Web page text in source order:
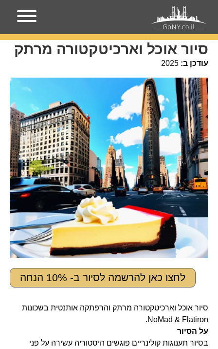
עמוד הבית מקומות בניו-יורק
סיור אוכל וארכיטקטורה מרתק
עודכן ב: 2025
לחצו כאן להרשמה לסיור ב- 10% הנחה
סיור אוכל וארכיטקטורה מרתק והרפתקה אותנטית בשכונות
NoMad & Flatiron.
על הסיור
בסיור תענוגות קולינריים פוגשים היסטוריה עשירה על פני